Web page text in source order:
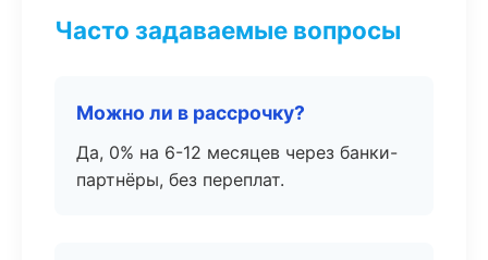
Часто задаваемые вопросы
Можно ли в рассрочку?
Да, 0% на 6-12 месяцев через банки-
партнёры, без переплат.